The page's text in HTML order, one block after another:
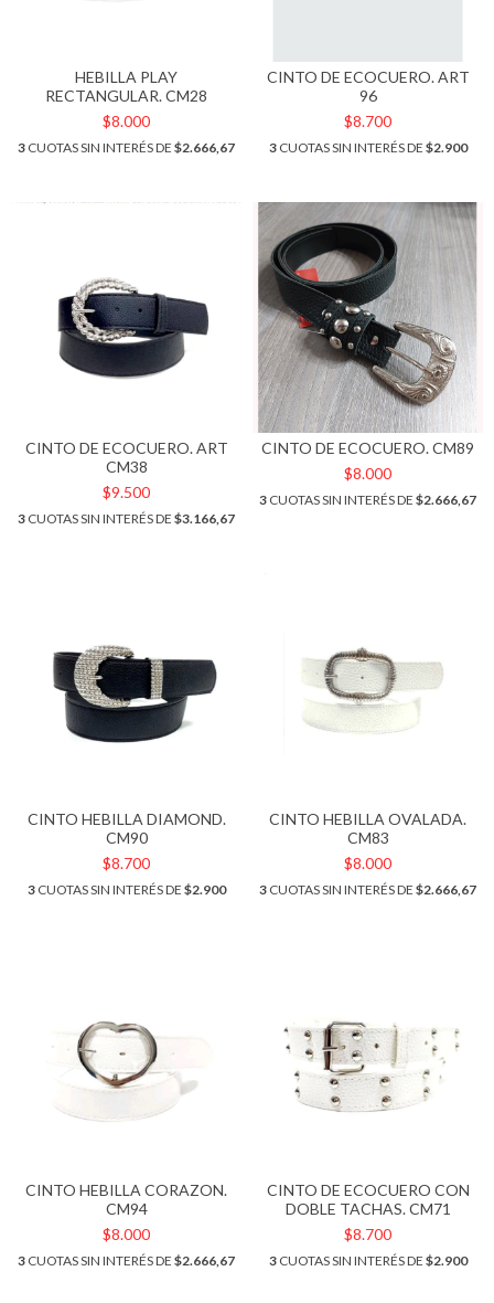
HEBILLA PLAY
RECTANGULAR. CM28
$8.000
3 CUOTAS SIN INTERÉS DE $2.666,67
CINTO DE ECOCUERO. ART
96
$8.700
3CUOTAS SIN INTERÉS DE $2.900
CINTO DE ECOCUERO. ART
CM38
$9.500
3 CUOTAS SIN INTERÉS DE $3.166,67
CINTO DE ECOCUERO. CM89
$8.000
3 CUOTAS SIN INTERÉS DE $2.666,67
CINTO HEBILLA DIAMOND.
CM90
$8.700
3CUOTAS SIN INTERÉS DE $2.900
CINTO HEBILLA OVALADA.
CM83
$8.000
3 CUOTAS SIN INTERÉS DE $2.666,67
CINTO HEBILLA CORAZON.
CM94
$8.000
3 CUOTAS SIN INTERÉS DE $2.666,67
CINTO DE ECOCUERO CON
DOBLE TACHAS. CM71
$8.700
3CUOTAS SIN INTERÉS DE $2.900